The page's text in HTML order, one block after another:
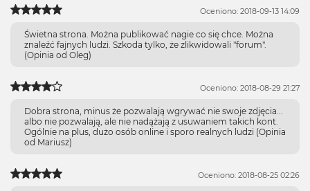
Oceniono: 2018-09-13 14:09
Świetna strona. Można publikować nagie co się chce. Można
znaleźć fajnych ludzi. Szkoda tylko, że zlikwidowali "forum".
(Opinia od Oleg)
Oceniono: 2018-08-29 21:27
Dobra strona, minus że pozwalają wgrywać nie swoje zdjęcia...
albo nie pozwalają, ale nie nadążają z usuwaniem takich kont.
Ogólnie na plus, dużo osób online i sporo realnych ludzi (Opinia
od Mariusz)
Oceniono: 2018-08-25 02:26